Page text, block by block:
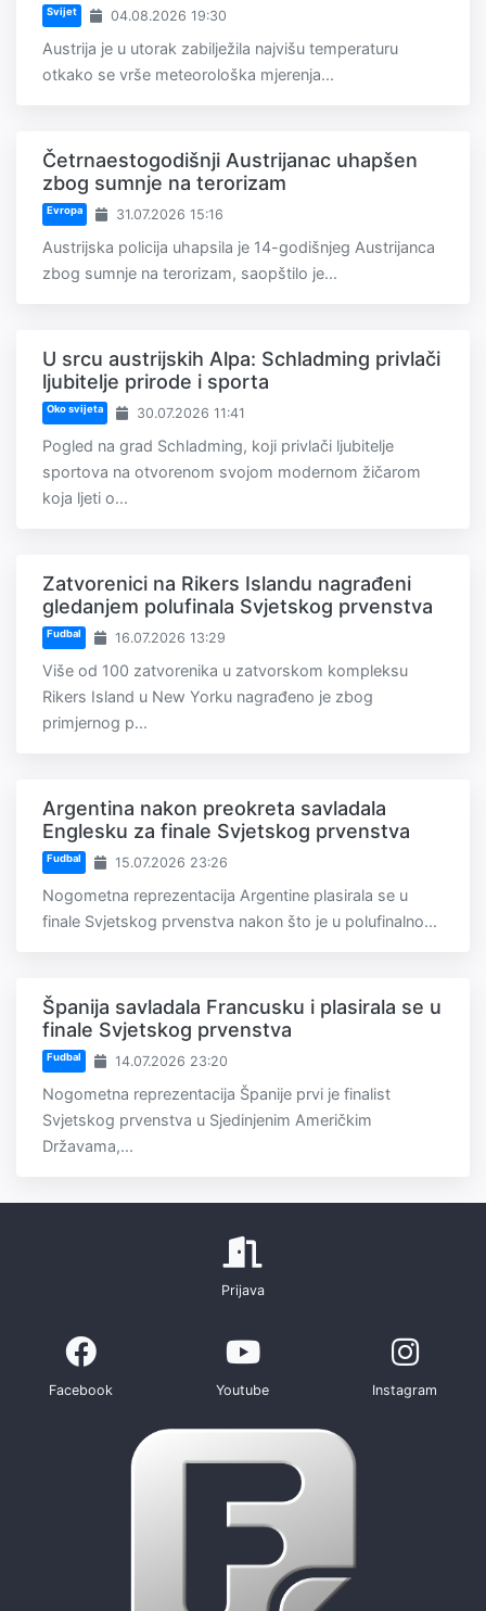
Svijet 04.08.2026 19:30
Austrija je u utorak zabilježila najvišu temperaturu
otkako se vrše meteorološka mjerenja...
Četrnaestogodišnji Austrijanac uhapšen
zbog sumnje na terorizam
Evropa 31.07.2026 15:16
Austrijska policija uhapsila je 14-godišnjeg Austrijanca
zbog sumnje na terorizam, saopštilo je...
U srcu austrijskih Alpa: Schladming privlači
ljubitelje prirode i sporta
Oko svijeta 30.07.2026 11:41
Pogled na grad Schladming, koji privlači ljubitelje
sportova na otvorenom svojom modernom žičarom
koja ljeti o...
Zatvorenici na Rikers Islandu nagrađeni
gledanjem polufinala Svjetskog prvenstva
Fudbal 16.07.2026 13:29
Više od 100 zatvorenika u zatvorskom kompleksu
Rikers Island u New Yorku nagrađeno je zbog
primjernog p...
Argentina nakon preokreta savladala
Englesku za finale Svjetskog prvenstva
Fudbal 15.07.2026 23:26
Nogometna reprezentacija Argentine plasirala se u
finale Svjetskog prvenstva nakon što je u polufinalno...
Španija savladala Francusku i plasirala se u
finale Svjetskog prvenstva
Fudbal 14.07.2026 23:20
Nogometna reprezentacija Španije prvi je finalist
Svjetskog prvenstva u Sjedinjenim Američkim
Državama,...
Prijava
Facebook Youtube Instagram